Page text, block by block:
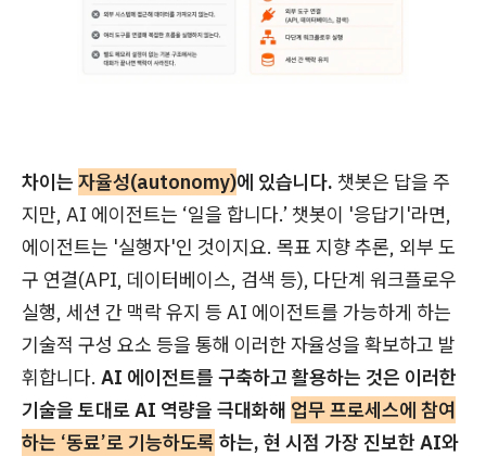
차이는 자율성(autonomy)에 있습니다. 챗봇은 답을 주
지만, AI 에이전트는 ‘일을 합니다.’ 챗봇이 '응답기'라면,
에이전트는 '실행자'인 것이지요. 목표 지향 추론, 외부 도
구 연결(API, 데이터베이스, 검색 등), 다단계 워크플로우
실행, 세션 간 맥락 유지 등 AI 에이전트를 가능하게 하는
기술적 구성 요소 등을 통해 이러한 자율성을 확보하고 발
휘합니다. AI 에이전트를 구축하고 활용하는 것은 이러한
기술을 토대로 AI 역량을 극대화해 업무 프로세스에 참여
하는 ‘동료’로 기능하도록 하는, 현 시점 가장 진보한 AI와